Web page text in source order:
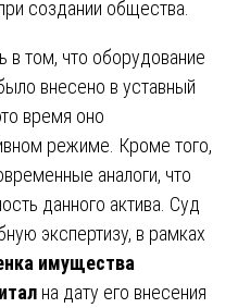
создании общества.
в том, что оборудование
внесено в уставный
время оно
режиме. Кроме того,
аналоги, что
данного актива. Суд
экспертизу, в рамках
имущества
на дату его внесения